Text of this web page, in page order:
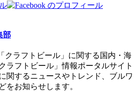
部
クラフトビール」に関する国内・海
ラフトビール」情報ポータルサイト
関するニュースやトレンド、ブルワ
をお知らせします。